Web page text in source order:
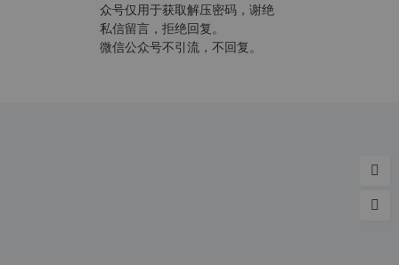
众号仅用于获取解压密码，谢绝
私信留言，拒绝回复。
微信公众号不引流，不回复。